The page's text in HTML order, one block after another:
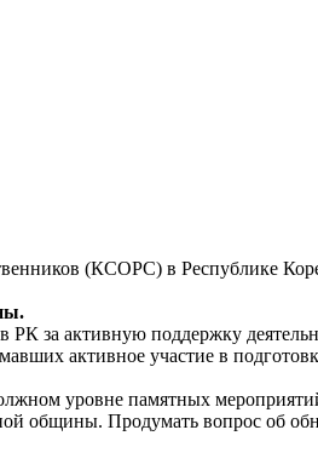
(КСОРС) в Республике
РК за активную поддержку
активное участие в
уровне памятных
общины. Продумать вопрос об